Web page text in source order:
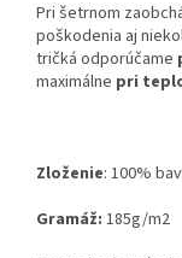
Pri šetrnom
poškodenia aj
tričká odporúčame
maximálne pri
Zloženie: 100%
Gramáž: 185g/m2